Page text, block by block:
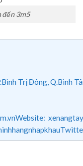
đến 3m5
Trị Đông, Q.Bình